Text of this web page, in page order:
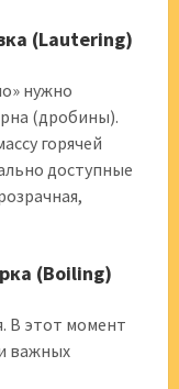
(Lautering)
нужно
(дробины).
горячей
доступные
(Boiling)
В этот момент
важных